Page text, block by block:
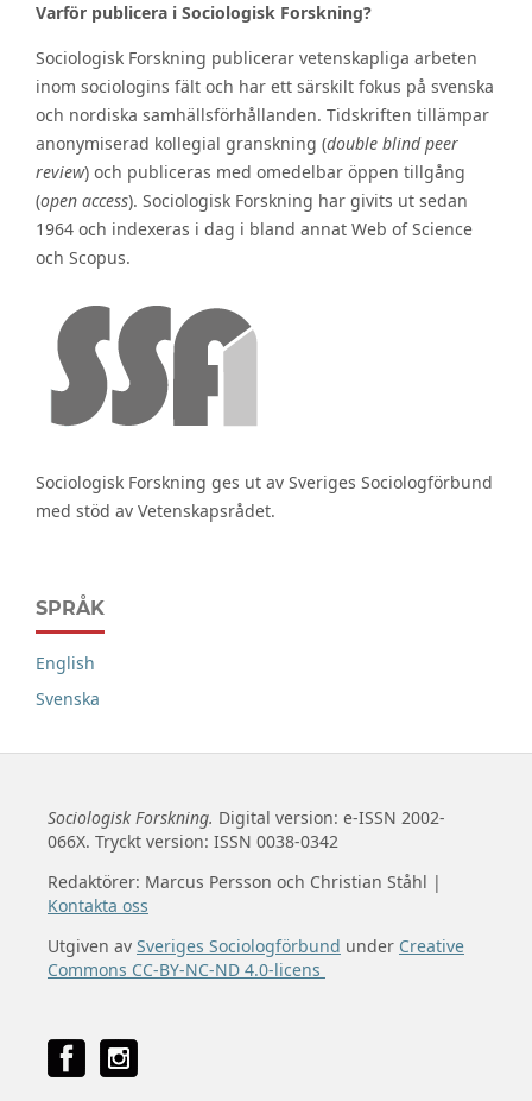
Varför publicera i Sociologisk Forskning?
Sociologisk Forskning publicerar vetenskapliga arbeten
inom sociologins fält och har ett särskilt fokus på svenska
och nordiska samhällsförhållanden. Tidskriften tillämpar
anonymiserad kollegial granskning (double blind peer
review) och publiceras med omedelbar öppen tillgång
(open access). Sociologisk Forskning har givits ut sedan
1964 och indexeras i dag i bland annat Web of Science
och Scopus.
Sociologisk Forskning ges ut av Sveriges Sociologförbund
med stöd av Vetenskapsrådet.
SPRÅK
English
Svenska
Sociologisk Forskning. Digital version: e-ISSN 2002-
066X. Tryckt version: ISSN 0038-0342
Redaktörer: Marcus Persson och Christian Ståhl |
Kontakta oss
Utgiven av Sveriges Sociologförbund under Creative
Commons CC-BY-NC-ND 4.0-licens